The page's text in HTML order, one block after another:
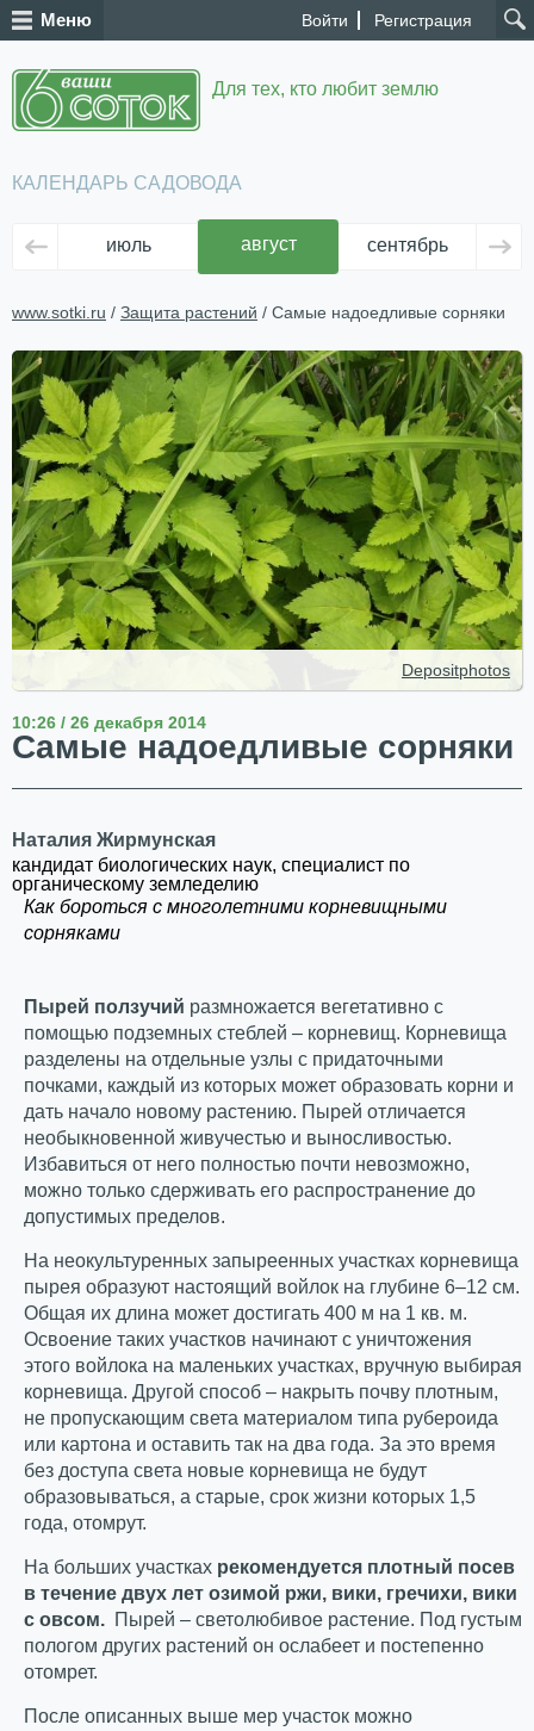
Войти Регистрация
Меню
Для тех, кто любит землю
КАЛЕНДАРЬ САДОВОДА
июль август сентябрь
www.sotki.ru / Защита растений / Самые надоедливые сорняки
Depositphotos
10:26 / 26 декабря 2014
Самые надоедливые сорняки
Наталия Жирмунская
кандидат биологических наук, специалист по
органическому земледелию
Как бороться с многолетними корневищными
сорняками
Пырей ползучий размножается вегетативно с
помощью подземных стеблей – корневищ. Корневища
разделены на отдельные узлы с придаточными
почками, каждый из которых может образовать корни и
дать начало новому растению. Пырей отличается
необыкновенной живучестью и выносливостью.
Избавиться от него полностью почти невозможно,
можно только сдерживать его распространение до
допустимых пределов.
На неокультуренных запыреенных участках корневища
пырея образуют настоящий войлок на глубине 6–12 см.
Общая их длина может достигать 400 м на 1 кв. м.
Освоение таких участков начинают с уничтожения
этого войлока на маленьких участках, вручную выбирая
корневища. Другой способ – накрыть почву плотным,
не пропускающим света материалом типа рубероида
или картона и оставить так на два года. За это время
без доступа света новые корневища не будут
образовываться, а старые, срок жизни которых 1,5
года, отомрут.
На больших участках рекомендуется плотный посев
в течение двух лет озимой ржи, вики, гречихи, вики
с овсом. Пырей – светолюбивое растение. Под густым
пологом других растений он ослабеет и постепенно
отомрет.
После описанных выше мер участок можно